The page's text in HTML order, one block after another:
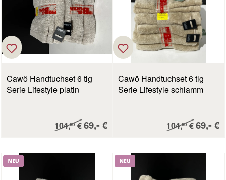
Cawö Handtuchset 6 tlg
Serie Lifestyle platin
Regulärer Preis:
104,80€Verkaufspreis:
69,- €
Cawö Handtuchset 6 tlg
Serie Lifestyle schlamm
Regulärer Preis:
104,80€69,- €